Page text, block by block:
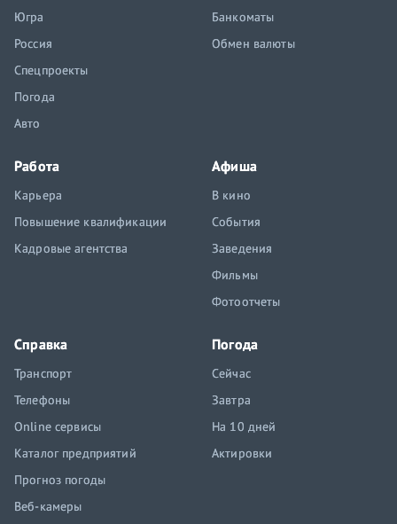
Югра
Россия
Спецпроекты
Погода
Авто
Банкоматы
Обмен валюты
Работа
Карьера
Повышение квалификации
Кадровые агентства
Афиша
В кино
События
Заведения
Фильмы
Фотоотчеты
Справка
Транспорт
Телефоны
Online сервисы
Каталог предприятий
Прогноз погоды
Веб-камеры
Погода
Сейчас
Завтра
На 10 дней
Актировки